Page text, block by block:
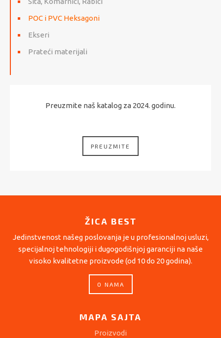
POC i PVC Heksagoni
Ekseri
Prateći materijali
Preuzmite naš katalog za 2024. godinu.
PREUZMITE
ŽICA BEST
Jedinstvenost našeg poslovanja je u profesionalnoj usluzi,
specijalnoj tehnologiji i dugogodišnjoj garanciji na naše
visoko kvalitetne proizvode (od 10 do 20 godina).
O NAMA
MAPA SAJTA
Proizvodi